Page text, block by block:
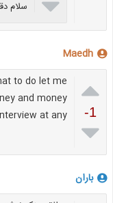
سلام
Maedh

-1

to do let me
and money
at any .
باران